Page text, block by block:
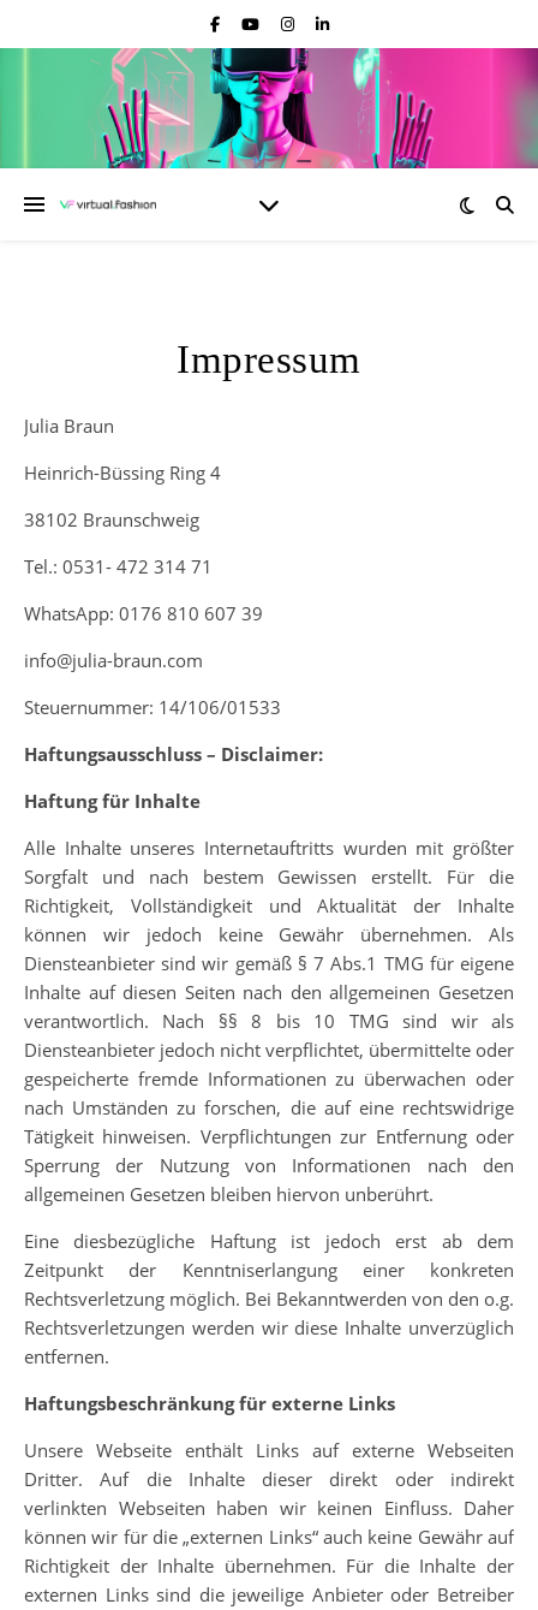
Impressum
Julia Braun
Heinrich-Büssing Ring 4
38102 Braunschweig
Tel.: 0531- 472 314 71
WhatsApp: 0176 810 607 39
info@julia-braun.com
Steuernummer: 14/106/01533
Haftungsausschluss – Disclaimer:
Haftung für Inhalte
Alle Inhalte unseres Internetauftritts wurden mit größter
Sorgfalt und nach bestem Gewissen erstellt. Für die
Richtigkeit, Vollständigkeit und Aktualität der Inhalte
können wir jedoch keine Gewähr übernehmen. Als
Diensteanbieter sind wir gemäß § 7 Abs.1 TMG für eigene
Inhalte auf diesen Seiten nach den allgemeinen Gesetzen
verantwortlich. Nach §§ 8 bis 10 TMG sind wir als
Diensteanbieter jedoch nicht verpflichtet, übermittelte oder
gespeicherte fremde Informationen zu überwachen oder
nach Umständen zu forschen, die auf eine rechtswidrige
Tätigkeit hinweisen. Verpflichtungen zur Entfernung oder
Sperrung der Nutzung von Informationen nach den
allgemeinen Gesetzen bleiben hiervon unberührt.
Eine diesbezügliche Haftung ist jedoch erst ab dem
Zeitpunkt der Kenntniserlangung einer konkreten
Rechtsverletzung möglich. Bei Bekanntwerden von den o.g.
Rechtsverletzungen werden wir diese Inhalte unverzüglich
entfernen.
Haftungsbeschränkung für externe Links
Unsere Webseite enthält Links auf externe Webseiten
Dritter. Auf die Inhalte dieser direkt oder indirekt
verlinkten Webseiten haben wir keinen Einfluss. Daher
können wir für die „externen Links“ auch keine Gewähr auf
Richtigkeit der Inhalte übernehmen. Für die Inhalte der
externen Links sind die jeweilige Anbieter oder Betreiber